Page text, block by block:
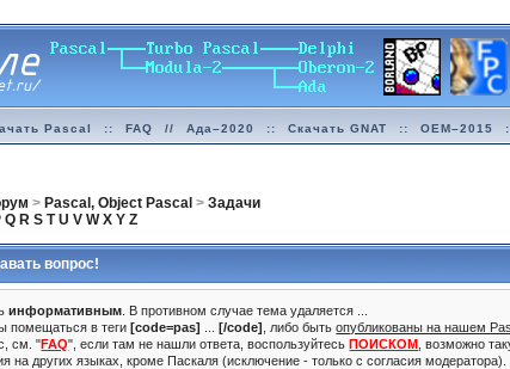
Pascal :: FAQ // Ада–2020 :: Скачать GNAT :: OEM–2015
> Pascal, Object Pascal >Задачи
Q R S T U V W X Y Z
вопрос!
информативным . В противном случае тема удаляется ...
помещаться в теги[code=pas] ...[/code] , либо бытьопубликованы на нашем
см. "FAQ", если там не нашли ответа, воспользуйтесьПОИСКОМ , возможно
на других языках, кроме Паскаля (исключение - только с согласия модератора).